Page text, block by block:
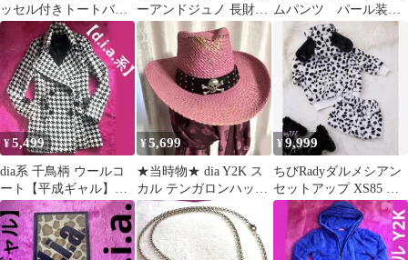
ッセル付きトートバッ
グ ブラウン【平成ギャ
ル】フレーム
ーアンドジュノ 長財布
ゼブラ柄 スタッズ 【平
成ギャル】
ムパンツ パール装飾
付き【平成ギャル】ア
イスブルー
¥5,499
dia系 千鳥柄 ウールコ
ート【平成ギャル】黒
白 モノトーン Ａライン
当時物
¥5,699
★当時物★ dia Y2K ス
カル テンガロンハット
ストール 【平成ギャ
ル】
¥9,999
ちびRadyダルメシアン
セットアップ XS85 着1
美品【平成ギャル】